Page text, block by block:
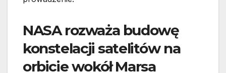
NASA rozważa budowę
konstelacji satelitów na
orbicie wokół Marsa